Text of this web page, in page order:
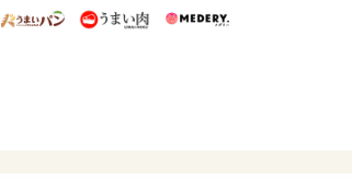
ー特集
うまいめし うまいパン うまい肉